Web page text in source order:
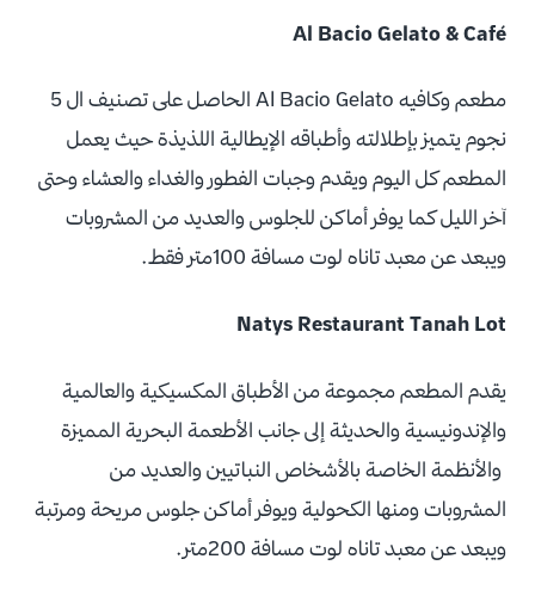
Al Bacio Gelato & Café
مطعم وكافيه Al Bacio Gelato الحاصل على تصنيف ال 5
نجوم يتميز بإطلالته وأطباقه الإيطالية اللذيذة حيث يعمل
المطعم كل اليوم ويقدم وجبات الفطور والغداء والعشاء وحتى
آخر الليل كما يوفر أماكن للجلوس والعديد من المشروبات
ويبعد عن معبد تاناه لوت مسافة 100متر فقط.
Natys Restaurant Tanah Lot
يقدم المطعم مجموعة من الأطباق المكسيكية والعالمية
والإندونيسية والحديثة إلى جانب الأطعمة البحرية المميزة
والأنظمة الخاصة بالأشخاص النباتيين والعديد من
المشروبات ومنها الكحولية ويوفر أماكن جلوس مريحة ومرتبة
ويبعد عن معبد تاناه لوت مسافة 200متر.